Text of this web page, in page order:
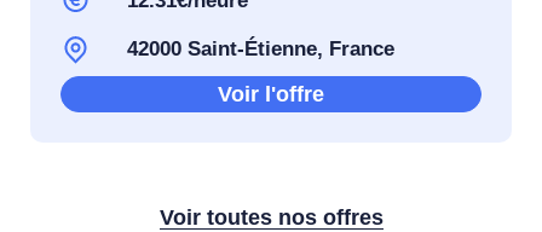
42000 Saint-Étienne, France
Voir l'offre
Voir toutes nos offres